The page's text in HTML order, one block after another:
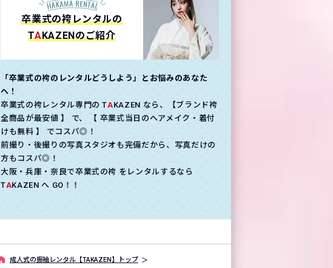
卒業式の袴レンタルの
TAKAZENのご紹介
「卒業式の袴のレンタルどうしよう」とお悩みのあなた
へ！
卒業式の袴レンタル専門の TAKAZEN なら、【ブランド袴
全商品が最安値 】 で、 【 卒業式当日のヘアメイク・着付
けも無料 】 でコスパ◎！
前撮り・後撮りの写真スタジオも完備だから、写真だけの
方もコスパ◎！
大阪・兵庫・奈良で卒業式の袴 をレンタルするなら
TAKAZEN へ GO！！
成⼈式の振袖レンタル【TAKAZEN】トップ